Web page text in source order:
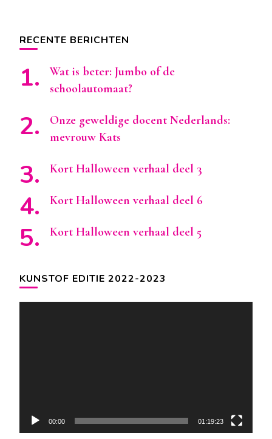
RECENTE BERICHTEN
Wat is beter: Jumbo of de
schoolautomaat?
Onze geweldige docent Nederlands:
mevrouw Kats
Kort Halloween verhaal deel 3
Kort Halloween verhaal deel 6
Kort Halloween verhaal deel 5
KUNSTOF EDITIE 2022-2023
00:00 01:19:23